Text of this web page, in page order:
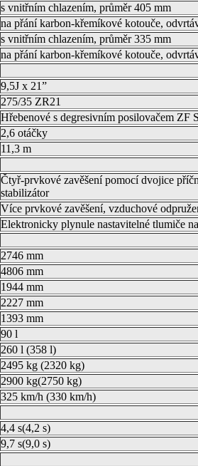
s vnitřním chlazením, průměr 405 mm
na přání karbon-křemíkové kotouče,
s vnitřním chlazením, průměr 335 mm
na přání karbon-křemíkové kotouče,
9,5J x 21”
275/35 ZR21
Hřebenové s degresivním posilovačem ZF
2,6 otáčky
11,3 m
Čtyř-prvkové zavěšení pomocí dvojice
stabilizátor
Více prvkové zavěšení, vzduchové
Elektronicky plynule nastavitelné tlumiče
2746 mm
4806 mm
1944 mm
2227 mm
1393 mm
90 l
260 l (358 l)
2495 kg (2320 kg)
2900 kg(2750 kg)
325 km/h (330 km/h)
4,4 s(4,2 s)
9,7 s(9,0 s)